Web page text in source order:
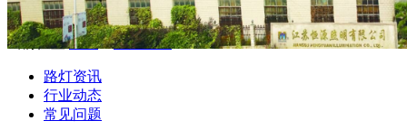
当前位置:首页>新闻资讯
路灯资讯
行业动态
常见问题